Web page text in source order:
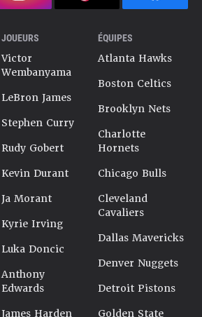
JOUEURS
Victor
Wembanyama
LeBron James
Stephen Curry
Rudy Gobert
Kevin Durant
Ja Morant
Kyrie Irving
Luka Doncic
Anthony
Edwards
James Harden
ÉQUIPES
Atlanta Hawks
Boston Celtics
Brooklyn Nets
Charlotte
Hornets
Chicago Bulls
Cleveland
Cavaliers
Dallas Mavericks
Denver Nuggets
Detroit Pistons
Golden State